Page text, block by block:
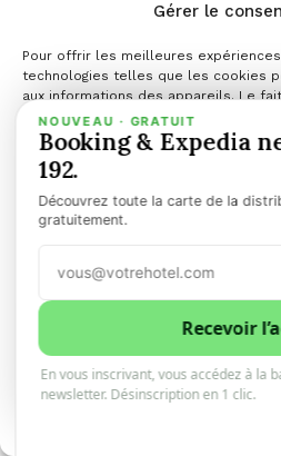
Gérer le
Pour offrir les meilleures
technologies telles que les cookies
aux informations des appareils. Le
technologies nous permettra de
comportement de navigation ou les
de ne pas consentir ou de retirer
effet négatif sur certaines
Gérer les services
Accepter
Refuser
Voir les
Top News
NOUVEAU · GRATUIT
Booking & Expedia
192.
Découvrez toute la carte de la
gratuitement.
Recevoir
En vous inscrivant, vous accédez à la
newsletter. Désinscription en 1 clic.